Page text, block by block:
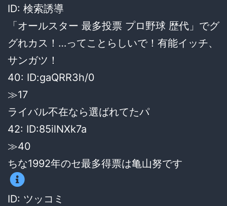
ID: 検索誘導
「オールスター 最多投票 プロ野球 歴代」でグ
グれカス！…ってことらしいで！有能イッチ、
サンガツ！
40: ID:gaQRR3h/0
≫17
ライバル不在なら選ばれてたパ
42: ID:85ilNXk7a
≫40
ちな1992年のセ最多得票は亀山努です
ID: ツッコミ